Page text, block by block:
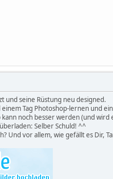
und seine Rüstung neu designed.
einem Tag Photoshop-lernen und
noch besser werden (und
Selber Schuld! ^^
Und vor allem, wie gefällt es Dir,